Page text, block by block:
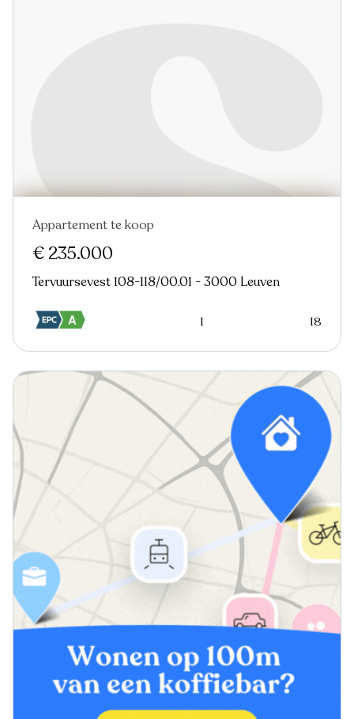
Appartement te koop
€ 235.000
Tervuursevest 108-118/00.01 - 3000 Leuven
1 18